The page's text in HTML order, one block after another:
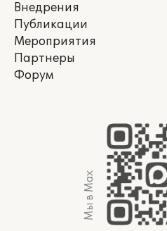
Внедрения
Публикации
Мероприятия
Партнеры
Форум
Мы в Max